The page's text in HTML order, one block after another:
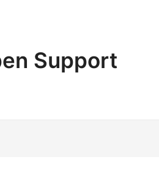
Support